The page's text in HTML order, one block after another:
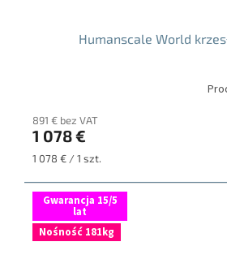
Humanscale World
891 € bez VAT
1 078 €
Cena
1 078 € / 1 szt.
Gwarancja 15/5
lat
Nośność 181kg